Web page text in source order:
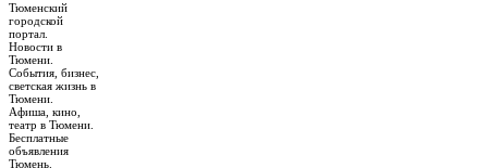
Тюменский
городской
портал.
Новости в
Тюмени.
События, бизнес,
светская жизнь в
Тюмени.
Афиша, кино,
театр в Тюмени.
Бесплатные
объявления
Тюмень.